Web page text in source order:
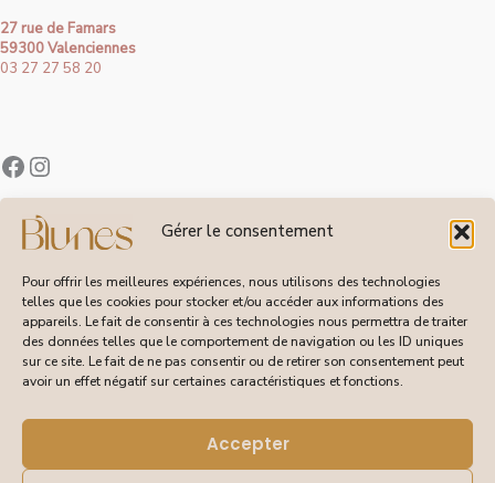
Gérer le consentement
Pour offrir les meilleures expériences, nous utilisons des technologies
telles que les cookies pour stocker et/ou accéder aux informations des
appareils. Le fait de consentir à ces technologies nous permettra de traiter
des données telles que le comportement de navigation ou les ID uniques
sur ce site. Le fait de ne pas consentir ou de retirer son consentement peut
avoir un effet négatif sur certaines caractéristiques et fonctions.
Accepter
27 rue de Famars
59300 Valenciennes
03 27 27 58 20
Contact
À Propos de Blunes
CGV
Livraisons et Retours
Mentions Légales
Politique de Confidentialité